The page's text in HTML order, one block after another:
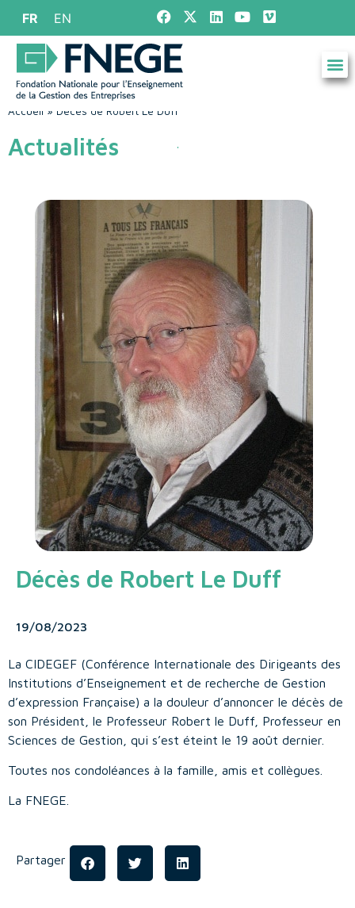
FR EN
Accueil » Décès de Robert Le Duff
Actualités
Décès de Robert Le Duff
19/08/2023
La CIDEGEF (Conférence Internationale des Dirigeants des
Institutions d’Enseignement et de recherche de Gestion
d’expression Française) a la douleur d’annoncer le décès de
son Président, le Professeur Robert le Duff, Professeur en
Sciences de Gestion, qui s’est éteint le 19 août dernier.
Toutes nos condoléances à la famille, amis et collègues.
La FNEGE.
Partager